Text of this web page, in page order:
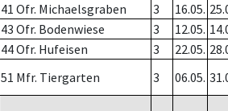
41 Ofr. Michaelsgraben 3 16.05.
43 Ofr. Bodenwiese 3 12.05.
44 Ofr. Hufeisen 3 22.05.
51 Mfr. Tiergarten 3 06.05.